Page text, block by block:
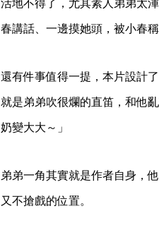
活地不得了，尤其素人弟弟太
春講話、一邊摸她頭，被小春
還有件事值得一提，本片設計
就是弟弟吹很爛的直笛，和他
奶變大大～」
弟弟一角其實就是作者自身，
又不搶戲的位置。